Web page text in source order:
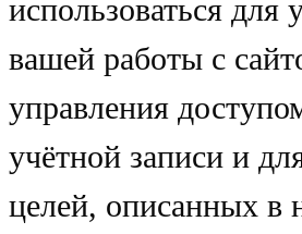
использоваться для
вашей работы с
управления
учётной записи и
целей, описанных в